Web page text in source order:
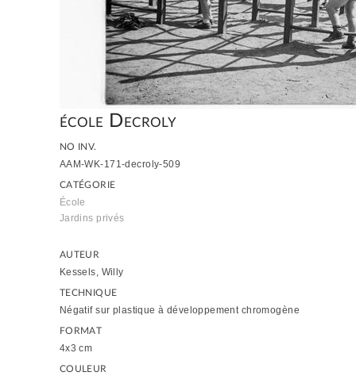
école Decroly
NO INV.
AAM-WK-171-decroly-509
CATÉGORIE
École
Jardins privés
AUTEUR
Kessels, Willy
TECHNIQUE
Négatif sur plastique à développement chromogène
FORMAT
4x3 cm
COULEUR